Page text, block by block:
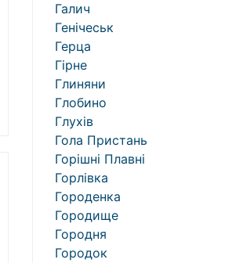
Галич
Генічеськ
Герца
Гірне
Глиняни
Глобино
Глухів
Гола Пристань
Горішні Плавні
Горлівка
Городенка
Городище
Городня
Городок